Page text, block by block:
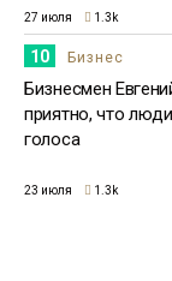
27 июля 1.3k
10 Бизнес
Бизнесмен
приятно, что
голоса
23 июля 1.3k